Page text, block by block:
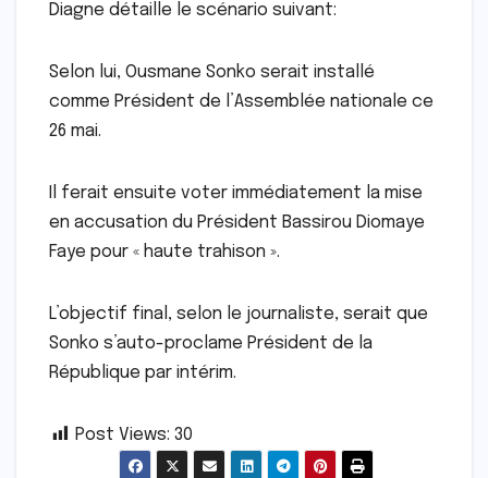
Diagne détaille le scénario suivant:
Selon lui, Ousmane Sonko serait installé
comme Président de l’Assemblée nationale ce
26 mai.
Il ferait ensuite voter immédiatement la mise
en accusation du Président Bassirou Diomaye
Faye pour « haute trahison ».
L’objectif final, selon le journaliste, serait que
Sonko s’auto-proclame Président de la
République par intérim.
Post Views: 30